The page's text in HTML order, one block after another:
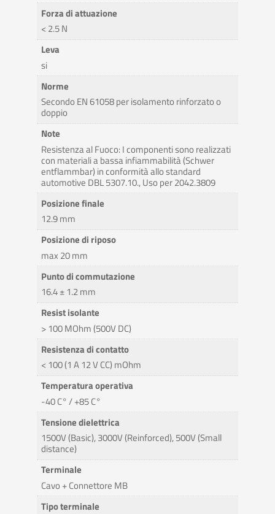
Forza di attuazione
< 2.5 N
Leva
si
Norme
Secondo EN 61058 per isolamento rinforzato o
doppio
Note
Resistenza al Fuoco: I componenti sono realizzati
con materiali a bassa infiammabilità (Schwer
entflammbar) in conformità allo standard
automotive DBL 5307.10., Uso per 2042.3809
Posizione finale
12.9 mm
Posizione di riposo
max 20 mm
Punto di commutazione
16.4 ± 1.2 mm
Resist isolante
> 100 MOhm (500V DC)
Resistenza di contatto
< 100 (1 A 12 V CC) mOhm
Temperatura operativa
-40 C° / +85 C°
Tensione dielettrica
1500V (Basic), 3000V (Reinforced), 500V (Small
distance)
Terminale
Cavo + Connettore MB
Tipo terminale